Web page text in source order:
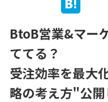
事例
コラム/営総研
セミナー
BtoB営業&マー
ててる？
受注効率を最大
略の考え方"公開